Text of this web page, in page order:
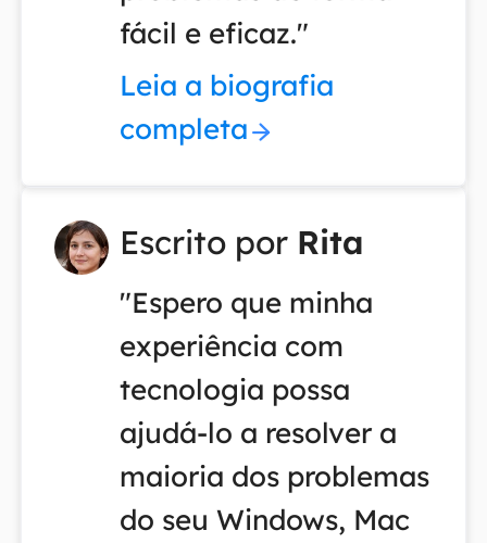
fácil e eficaz."
Leia a biografia
completa
Escrito por Rita
"Espero que minha
experiência com
tecnologia possa
ajudá-lo a resolver a
maioria dos problemas
do seu Windows, Mac